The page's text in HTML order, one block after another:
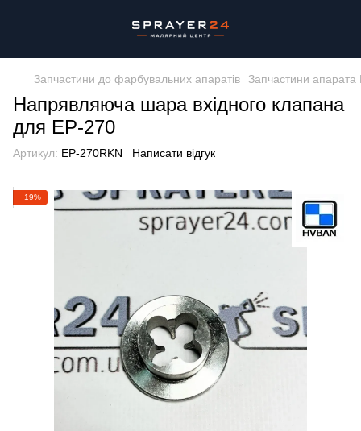
Запчастини до фарбувальних апаратів Запчастини
Напрявляюча шара вхідного клапана
для EP-270
Артикул: EP-270RKN Написати відгук
−19%